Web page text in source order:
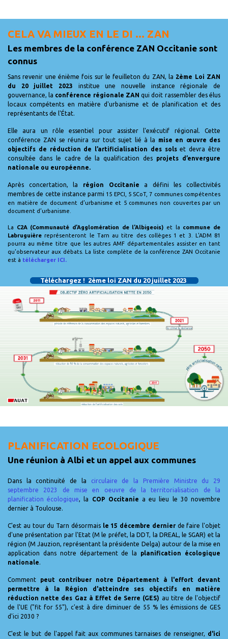
CELA VA MIEUX EN LE DI ... ZAN
Les membres de la conférence ZAN Occitanie sont
connus
Sans revenir une énième fois sur le feuilleton du ZAN, la 2ème Loi ZAN
du 20 juillet 2023 institue une nouvelle instance régionale de
gouvernance, la conférence régionale ZANqui doit rassembler des élus
locaux compétents en matière d'urbanisme et de planification et des
représentants de l'État.
Elle aura un rôle essentiel pour assister l'exécutif régional. Cette
conférence ZAN se réunira sur tout sujet lié à la mise en œuvre des
objectifs de réduction de l’artificialisation des solset devra être
consultée dans le cadre de la qualification des projets d’envergure
nationale ou européenne.
Après concertation, la région Occitanie a défini les collectivités
membres de cette instance parmi 15 EPCI, 5 SCoT, 7 communes compétentes
en matière de document d’urbanisme et 5 communes non couvertes par un
document d’urbanisme.
La C2A (Communauté d'Agglomération de l'Albigeois) et la commune de
Labruguière représenteront le Tarn au titre des collèges 1 et 3. L'ADM 81
pourra au même titre que les autres AMF départementales assister en tant
qu'observateur aux débats. La liste complète de la conférence ZAN Occitanie
est à télécharger ICI.
Téléchargez ! 2ème loi ZAN du 20 juillet 2023
PLANIFICATION ECOLOGIQUE
Une réunion à Albi et un appel aux communes
Dans la continuité de la circulaire de la Première Ministre du 29
septembre 2023 de mise en oeuvre de la territorialisation de la
planification écologique, la COP Occitanie a eu lieu le 30 novembre
dernier à Toulouse.
C'est au tour du Tarn désormais le 15 décembre dernierde faire l'objet
d'une présentation par l'Etat (M le préfet, la DDT, la DREAL, le SGAR) et la
région (M Jauzion, représentant la présidente Delga) autour de la mise en
application dans notre département de la planification écologique
nationale.
Comment peut contribuer notre Département à l'effort devant
permettre à la Région d'atteindre ses objectifs en matière
réduction nette des Gaz à Effet de Serre (GES) au titre de l'objectif
de l'UE ("fit for 55"), c'est à dire diminuer de 55 % les émissions de GES
d'ici 2030 ?
C'est le but de l'appel fait aux communes tarnaises de renseigner, d'ici